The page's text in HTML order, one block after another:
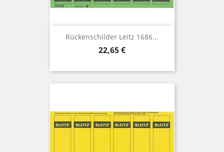
Rückenschilder Leitz 1686...
Preis
22,65 €